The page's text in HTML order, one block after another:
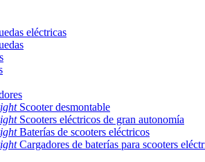
eléctricas
Scooter desmontable
Scooters eléctricos de gran autonomía
Baterías de scooters eléctricos
Cargadores de baterías para scooters